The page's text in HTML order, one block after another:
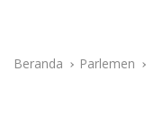
Beranda Parlemen